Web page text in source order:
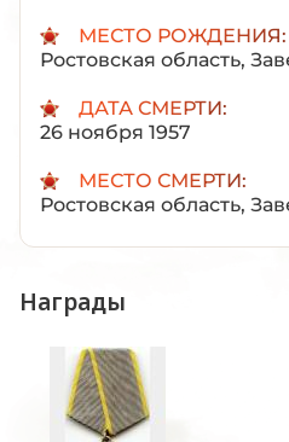
МЕСТО РОЖДЕНИЯ:
Ростовская область,
ДАТА СМЕРТИ:
26 ноября 1957
МЕСТО СМЕРТИ:
Ростовская область,
Награды